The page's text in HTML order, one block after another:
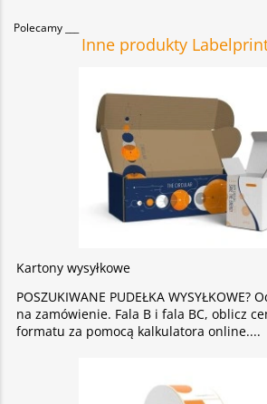
Polecamy
Inne produkty
Kartony wysyłkowe
POSZUKIWANE PUDEŁKA WYSYŁKOWE?
na zamówienie. Fala B i fala BC, oblicz
formatu za pomocą kalkulatora online.